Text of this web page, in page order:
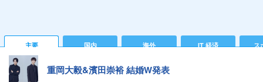
主要 国内 海外 IT 経済 ス
重岡大毅&濱田崇裕 結婚W発表